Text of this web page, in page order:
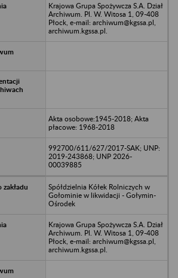
Krajowa Grupa Spożywcza S.A. Dział
Archiwum. Pl. W. Witosa 1, 09-408
Płock, e-mail: archiwum@kgssa.pl,
archiwum.kgssa.pl.
Akta osobowe:1945-2018; Akta
płacowe: 1968-2018
992700/611/627/2017-SAK; UNP:
2019-243868; UNP 2026-
00039885
Spółdzielnia Kółek Rolniczych w
Gołominie w likwidacji - Gołymin-
Ośrodek
Krajowa Grupa Spożywcza S.A. Dział
Archiwum. Pl. W. Witosa 1, 09-408
Płock, e-mail: archiwum@kgssa.pl,
archiwum.kgssa.pl.